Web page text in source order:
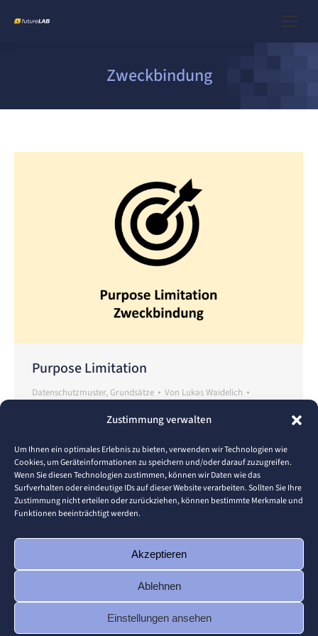
Zustimmung verwalten
Um Ihnen ein optimales Erlebnis zu bieten, verwenden wir Technologien wie
Cookies, um Geräteinformationen zu speichern und/oder darauf zuzugreifen.
Wenn Sie diesen Technologien zustimmen, können wir Daten wie das
Surfverhalten oder eindeutige IDs auf dieser Website verarbeiten. Sollten Sie Ihre
Zustimmung nicht erteilen oder zurückziehen, können bestimmte Merkmale und
Funktionen beeinträchtigt werden.
Akzeptieren
Ablehnen
Einstellungen ansehen
Zweckbindung
Purpose Limitation
Datenschutzmuster, Grundsätze Von Lukas Waidelich
GDPR Requirements Personal data must only be
collected for specified, explicit and legitimate
purposes and may not be further processed in an
incompatible manner. Further processing for
archival purposes of public interest, for scientific or
historical research purposes or for statistical
purposes (Article 89 (1)) must not be considered
incompatible with the original purposes (Article…